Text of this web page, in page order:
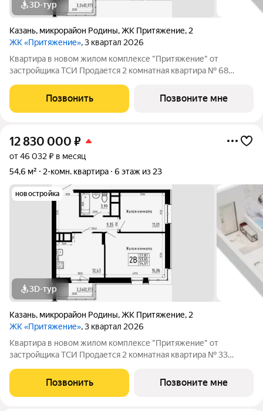
3D-тур
Казань, микрорайон Родины,ЖК Притяжение, 2
ЖК «Притяжение», 3 квартал 2026
Квартира в новом жилом комплексе "Притяжение" от
застройщика ТСИ Продается 2 комнатная квартира № 68
дома. О КОМПЛЕКСЕ ЖК «Притяжение» это комфорт и
эстетика в каждом метре. Четыре дома
Позвонить Позвоните мне
12 830 000 ₽
от 46 032 ₽ в месяц
54,6 м²
2-комн. квартира 6 этаж из 23
новостройка
3D-тур
Казань, микрорайон Родины,ЖК Притяжение, 2
ЖК «Притяжение», 3 квартал 2026
Квартира в новом жилом комплексе "Притяжение" от
застройщика ТСИ Продается 2 комнатная квартира № 33
дома. О КОМПЛЕКСЕ ЖК «Притяжение» это комфорт и
эстетика в каждом метре. Четыре дома
Позвонить Позвоните мне